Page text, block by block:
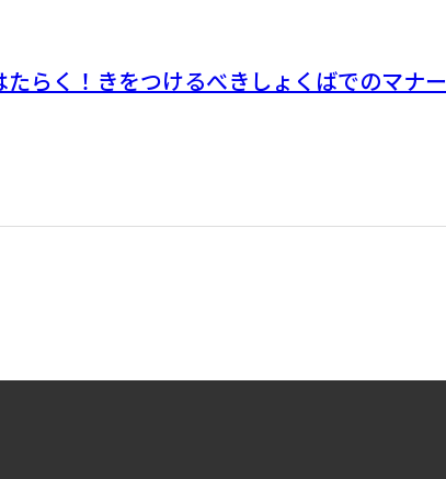
たらく！きをつけるべきしょくばでのマナー